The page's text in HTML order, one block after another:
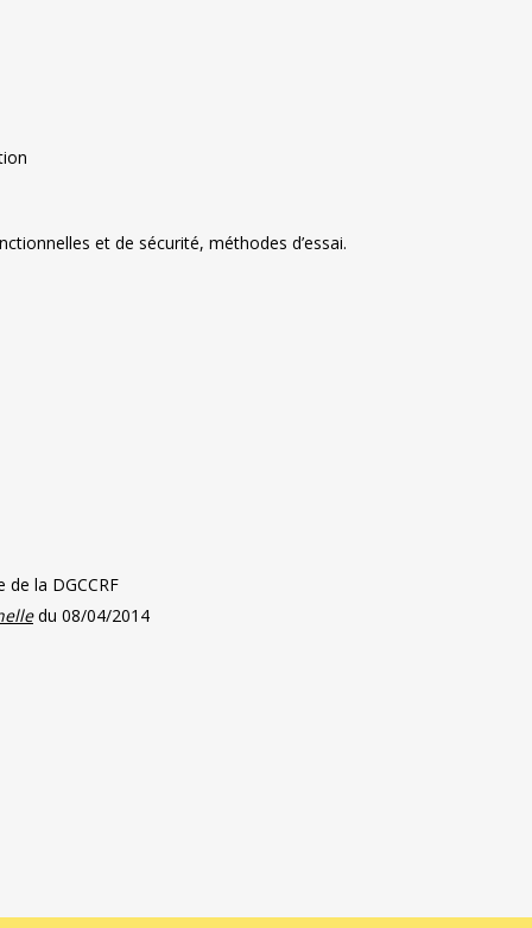
et de sécurité, méthodes d’essai.
de la DGCCRF
du 08/04/2014